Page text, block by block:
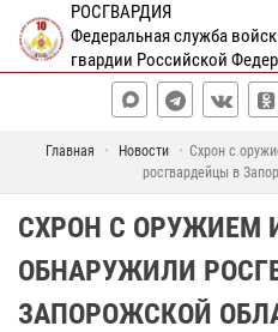
РОСГВАРДИЯ
Федеральная служба
гвардии Российской
Главная Новости
Схрон с
росгвардейцы в
СХРОН С ОРУЖИЕМ
ОБНАРУЖИЛИ
ЗАПОРОЖСКОЙ